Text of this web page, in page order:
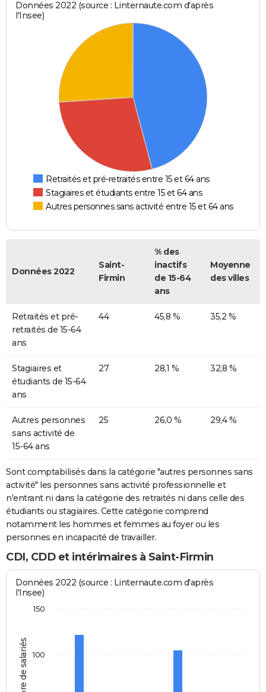
Données 2022 (source : Linternaute.com d'après
l'Insee)
Retraités et pré-retraités entre 15 et 64 ans
Stagiaires et étudiants entre 15 et 64 ans
Autres personnes sans activité entre 15 et 64 ans
Données 2022
Saint-
Firmin
% des
inactifs
de 15-64
ans
Moyenne
des villes
Retraités et pré-
retraités de 15-64
ans
44 45,8 % 35,2 %
Stagiaires et
étudiants de 15-64
ans
27 28,1 % 32,8 %
Autres personnes
sans activité de
15-64 ans
25 26,0 % 29,4 %
Sont comptabilisés dans la catégorie "autres personnes sans
activité" les personnes sans activité professionnelle et
n'entrant ni dans la catégorie des retraités ni dans celle des
étudiants ou stagiaires. Cette catégorie comprend
notamment les hommes et femmes au foyer ou les
personnes en incapacité de travailler.
CDI, CDD et intérimaires à Saint-Firmin
Données 2022 (source : Linternaute.com d'après
l'Insee)
100
150